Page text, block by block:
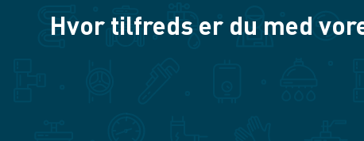
Hvor tilfreds er du med